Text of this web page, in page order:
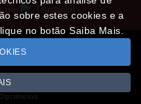
Trustpilot
à taxa em vigor
2026
sobre estes cookies e a
no botão Saiba Mais.